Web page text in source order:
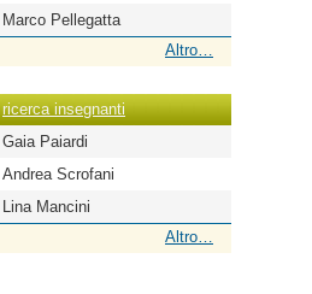
Marco Pellegatta
operatori
-
Altro…
ricerca insegnanti
Gaia Paiardi
Andrea Scrofani
Lina Mancini
insegnanti
Altro…